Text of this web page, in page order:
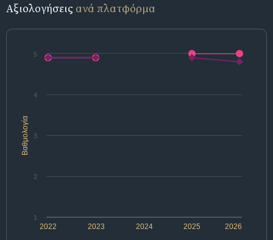
Αξιολογήσεις ανά πλατφόρμα
Βαθμολογία
2022 2024 2026
2023 2025
1
2
3
4
5